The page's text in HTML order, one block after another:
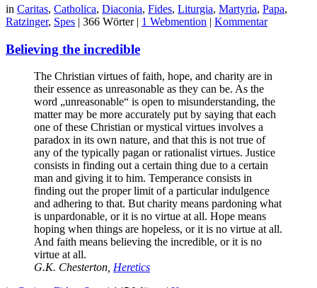
in Caritas, Catholica, Diaconia, Fides, Liturgia, Martyria, Papa,
Ratzinger, Spes | 366 Wörter | 1 Webmention | Kommentar
Believing the incredible
The Christian virtues of faith, hope, and charity are in
their essence as unreasonable as they can be. As the
word „unreasonable“ is open to misunderstanding, the
matter may be more accurately put by saying that each
one of these Christian or mystical virtues involves a
paradox in its own nature, and that this is not true of
any of the typically pagan or rationalist virtues. Justice
consists in finding out a certain thing due to a certain
man and giving it to him. Temperance consists in
finding out the proper limit of a particular indulgence
and adhering to that. But charity means pardoning what
is unpardonable, or it is no virtue at all. Hope means
hoping when things are hopeless, or it is no virtue at all.
And faith means believing the incredible, or it is no
virtue at all.
G.K. Chesterton, Heretics